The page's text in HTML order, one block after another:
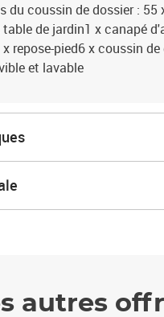
du coussin de dossier :
de jardin1 x canapé
repose-pied6 x coussin
et lavable
autres